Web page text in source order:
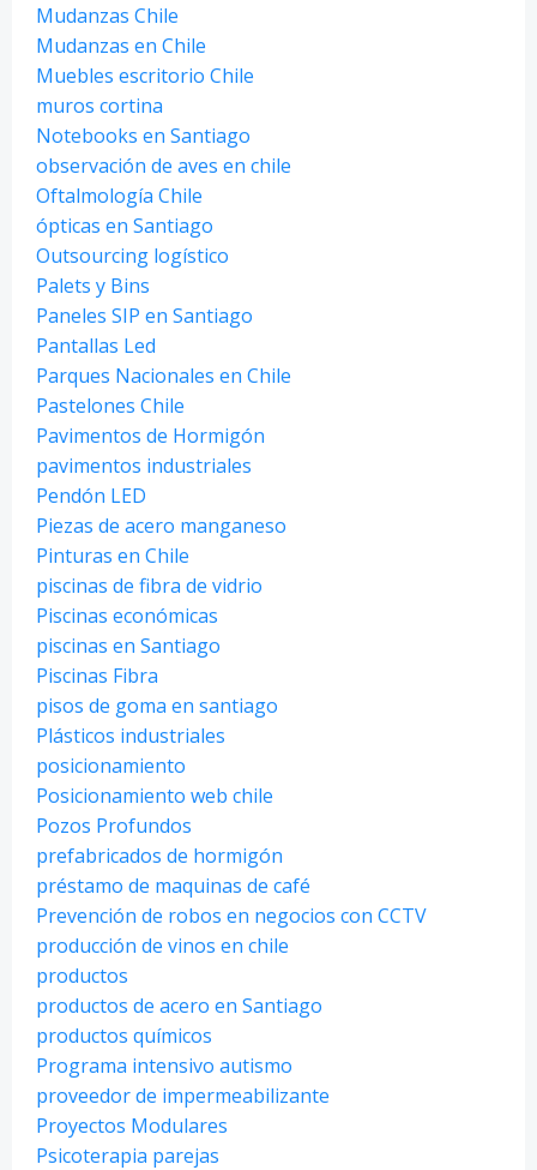
Mudanzas Chile
Mudanzas en Chile
Muebles escritorio Chile
muros cortina
Notebooks en Santiago
observación de aves en chile
Oftalmología Chile
ópticas en Santiago
Outsourcing logístico
Palets y Bins
Paneles SIP en Santiago
Pantallas Led
Parques Nacionales en Chile
Pastelones Chile
Pavimentos de Hormigón
pavimentos industriales
Pendón LED
Piezas de acero manganeso
Pinturas en Chile
piscinas de fibra de vidrio
Piscinas económicas
piscinas en Santiago
Piscinas Fibra
pisos de goma en santiago
Plásticos industriales
posicionamiento
Posicionamiento web chile
Pozos Profundos
prefabricados de hormigón
préstamo de maquinas de café
Prevención de robos en negocios con CCTV
producción de vinos en chile
productos
productos de acero en Santiago
productos químicos
Programa intensivo autismo
proveedor de impermeabilizante
Proyectos Modulares
Psicoterapia parejas